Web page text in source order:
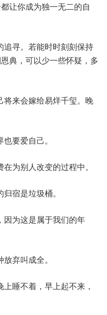
让你成为独一无二的自
追寻。若能时时刻刻保持
典，可以少一些怀疑，多
将来会嫁给易烊千玺。晚
要爱自己。
为别人改变的过程中。
宿是垃圾桶。
因为这是属于我们的年
弃叫成全。
睡不着，早上起不来，